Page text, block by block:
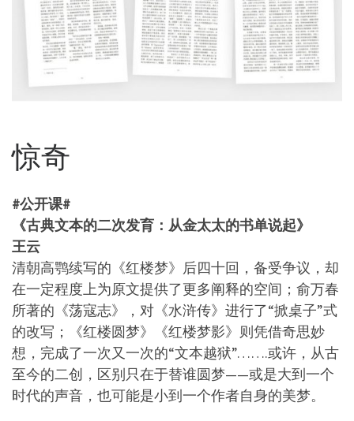
惊奇
#公开课#
《古典文本的二次发育：从金太太的书单说起》
王云
清朝高鹗续写的《红楼梦》后四十回，备受争议，却
在一定程度上为原文提供了更多阐释的空间；俞万春
所著的《荡寇志》，对《水浒传》进行了“掀桌子”式
的改写；《红楼圆梦》《红楼梦影》则凭借奇思妙
想，完成了一次又一次的“文本越狱”…….或许，从古
至今的二创，区别只在于替谁圆梦——或是大到一个
时代的声音，也可能是小到一个作者自身的美梦。